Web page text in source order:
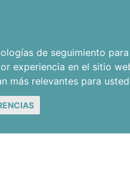
de seguimiento
experiencia en el sitio
más relevantes para usted